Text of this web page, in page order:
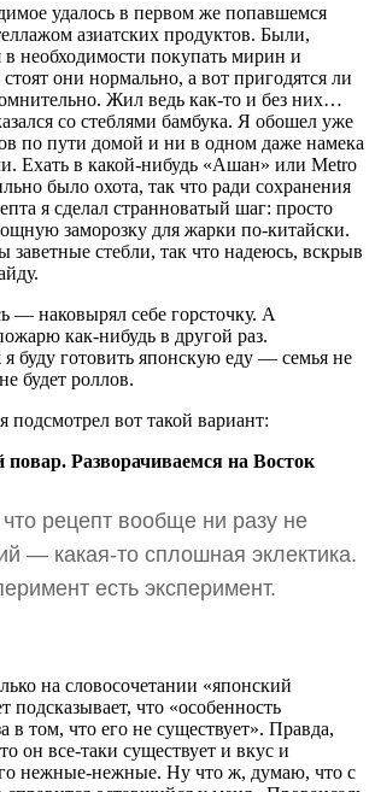
удалось в первом же попавшемся
азиатских продуктов. Были,
необходимости покупать мирин и
они нормально, а вот пригодятся ли
Жил ведь как-то и без них…
со стеблями бамбука. Я обошел уже
по пути домой и ни в одном даже намека
Ехать в какой-нибудь «Ашан» или Metro
было охота, так что ради сохранения
я сделал странноватый шаг: просто
заморозку для жарки по-китайски.
заветные стебли, так что надеюсь, вскрыв
— наковырял себе горсточку. А
как-нибудь в другой раз.
буду готовить японскую еду — семья не
будет роллов.
подсмотрел вот такой вариант:
рецепт вообще ни разу не
— какая-то сплошная эклектика.
есть эксперимент.
на словосочетании «японский
подсказывает, что «особенность
в том, что его не существует». Правда,
он все-таки существует и вкус и
нежные-нежные. Ну что ж, думаю, что с